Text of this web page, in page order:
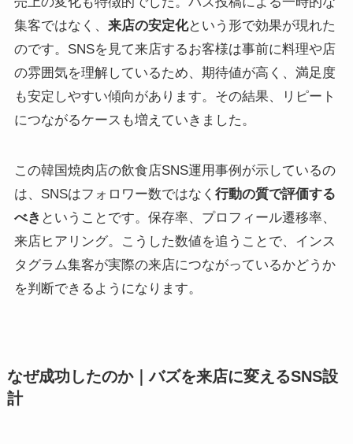
集客ではなく、 来店の安定化という形で効果が現れた
のです。SNSを見て来店するお客様は事前に料理や店
の雰囲気を理解しているため、期待値が高く、満足度
も安定しやすい傾向があります。その結果、リピート
につながるケースも増えていきました。
この韓国焼肉店の飲食店SNS運用事例が示しているの
は、SNSはフォロワー数ではなく 行動の質で評価する
べき ということです。保存率、プロフィール遷移率、
来店ヒアリング。こうした数値を追うことで、インス
タグラム集客が実際の来店につながっているかどうか
を判断できるようになります。
なぜ成功したのか｜バズを来店に変えるSNS設
計